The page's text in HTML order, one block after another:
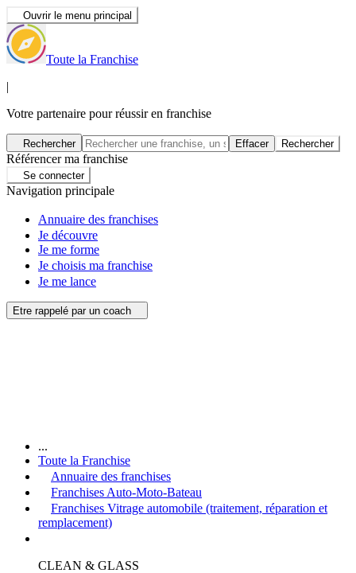
Ouvrir le menu principal
Toute la Franchise
|
Votre partenaire pour réussir en franchise
Rechercher Effacer Rechercher
Référencer ma franchise
Se connecter
Navigation principale
Annuaire des franchises
Je découvre
Je me forme
Je choisis ma franchise
Je me lance
Etre rappelé par un coach
...
Toute la Franchise
Annuaire des franchises
Franchises Auto-Moto-Bateau
Franchises Vitrage automobile (traitement, réparation et
remplacement)
CLEAN & GLASS